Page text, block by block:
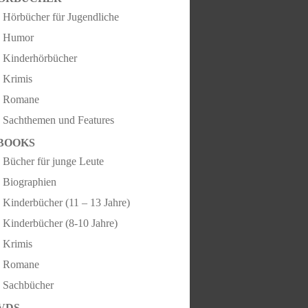
Hörbücher für Jugendliche
Humor
Kinderhörbücher
Krimis
Romane
Sachthemen und Features
Bücher für junge Leute
Biographien
Kinderbücher (11 – 13 Jahre)
Kinderbücher (8-10 Jahre)
Krimis
Romane
Sachbücher